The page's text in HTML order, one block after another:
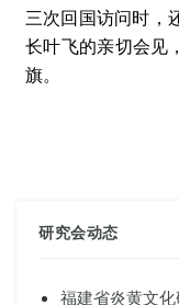
三次回国访问时，
长叶飞的亲切会见
旗。
研究会动态
福建省炎黄文